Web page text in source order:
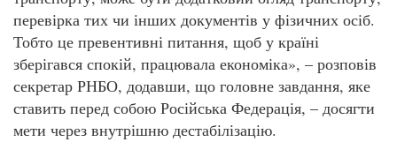
перевірка тих чи інших документів у фізичних осіб.
Тобто це превентивні питання, щоб у країні
зберігався спокій, працювала економіка», – розповів
секретар РНБО, додавши, що головне завдання, яке
ставить перед собою Російська Федерація, – досягти
мети через внутрішню дестабілізацію.